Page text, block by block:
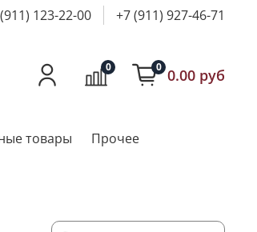
123-22-00 +7 (911) 927-46-71
0 0 0.00 руб
товары Прочее